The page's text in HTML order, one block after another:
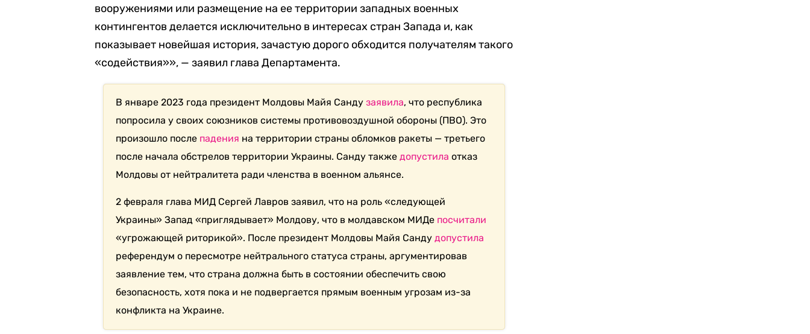
вооружениями или размещение на ее территории западных военных
контингентов делается исключительно в интересах стран Запада и, как
показывает новейшая история, зачастую дорого обходится получателям такого
«содействия»», — заявил глава Департамента.
В январе 2023 года президент Молдовы Майя Сандузаявила, что республика
попросила у своих союзников системы противовоздушной обороны (ПВО). Это
произошло после падения на территории страны обломков ракеты — третьего
после начала обстрелов территории Украины. Санду такжедопустила отказ
Молдовы от нейтралитета ради членства в военном альянсе.
2 февраля глава МИД Сергей Лавров заявил, что на роль «следующей
Украины» Запад «приглядывает» Молдову, что в молдавском МИДе посчитали
«угрожающей риторикой». После президент Молдовы Майя Сандудопустила
референдум о пересмотре нейтрального статуса страны, аргументировав
заявление тем, что страна должна быть в состоянии обеспечить свою
безопасность, хотя пока и не подвергается прямым военным угрозам из-за
конфликта на Украине.